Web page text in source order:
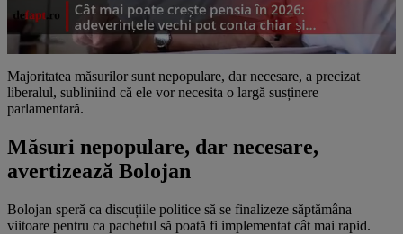
Majoritatea măsurilor sunt nepopulare, dar necesare, a precizat
liberalul, subliniind că ele vor necesita o largă susținere
parlamentară.
Măsuri nepopulare, dar necesare,
avertizează Bolojan
Bolojan speră ca discuțiile politice să se finalizeze săptămâna
viitoare pentru ca pachetul să poată fi implementat cât mai rapid.